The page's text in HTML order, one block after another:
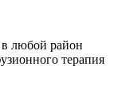
любой район
терапия